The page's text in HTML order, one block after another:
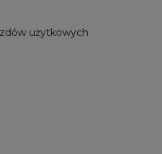
użytkowych